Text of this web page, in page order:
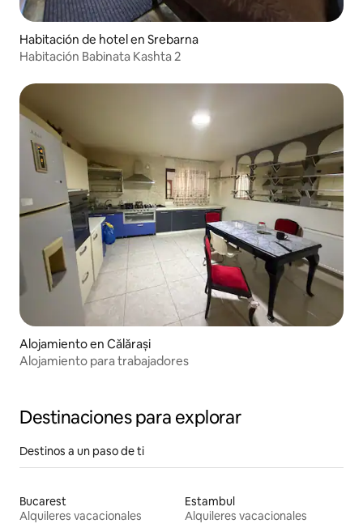
Habitación de hotel en Srebarna
Habitación Babinata Kashta 2
Alojamiento en Călărași
Alojamiento para trabajadores
Destinaciones para explorar
Destinos a un paso de ti
Bucarest
Alquileres vacacionales
Estambul
Alquileres vacacionales